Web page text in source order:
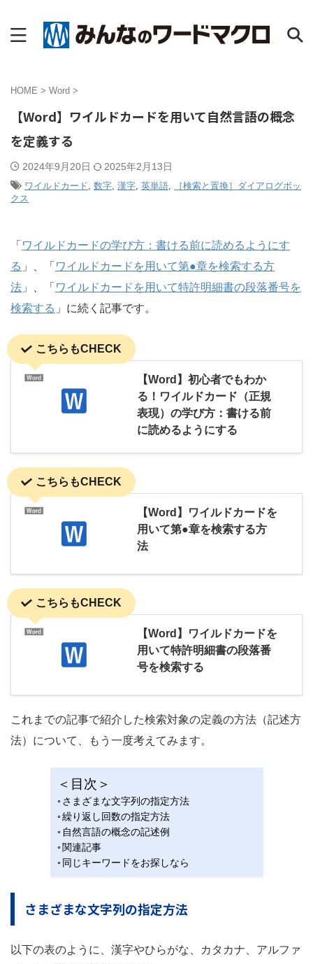
HOME > Word >
【Word】ワイルドカードを用いて自然言語の概念
を定義する
2024年9月20日 2025年2月13日
ワイルドカード, 数字, 漢字, 英単語,
［検索と置換］ダイアログボッ
クス
「 ワイルドカードの学び方：書ける前に読めるようにす
る 」、「 ワイルドカードを用いて第●章を検索する方
法 」、「 ワイルドカードを用いて特許明細書の段落番号を
検索する 」に続く記事です。
こちらもCHECK
【Word】初心者でもわか
る！ワイルドカード（正規
表現）の学び方：書ける前
に読めるようにする
こちらもCHECK
【Word】ワイルドカードを
用いて第●章を検索する方
法
こちらもCHECK
【Word】ワイルドカードを
用いて特許明細書の段落番
号を検索する
これまでの記事で紹介した検索対象の定義の方法（記述方
法）について、もう一度考えてみます。
＜目次＞
さまざまな文字列の指定方法
繰り返し回数の指定方法
自然言語の概念の記述例
関連記事
同じキーワードをお探しなら
さまざまな文字列の指定方法
以下の表のように、漢字やひらがな、カタカナ、アルファ